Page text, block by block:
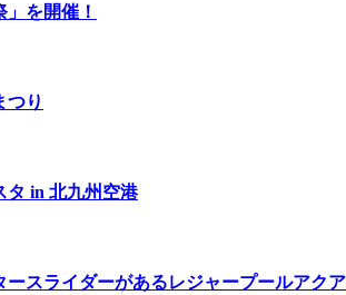
を開催！
つり
タ in 北九州空港
ースライダーがあるレジャープールアクア